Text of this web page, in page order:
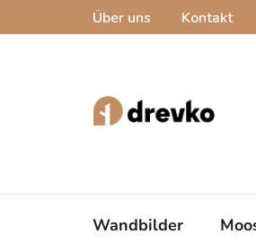
Über uns Kontakt
Wandbilder